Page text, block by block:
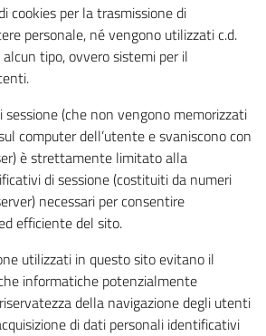
cookies per la trasmissione di
personale, né vengono utilizzati c.d.
tipo, ovvero sistemi per il
sessione (che non vengono memorizzati
computer dell’utente e svaniscono con
è strettamente limitato alla
di sessione (costituiti da numeri
necessari per consentire
efficiente del sito.
utilizzati in questo sito evitano il
informatiche potenzialmente
della navigazione degli utenti
di dati personali identificativi